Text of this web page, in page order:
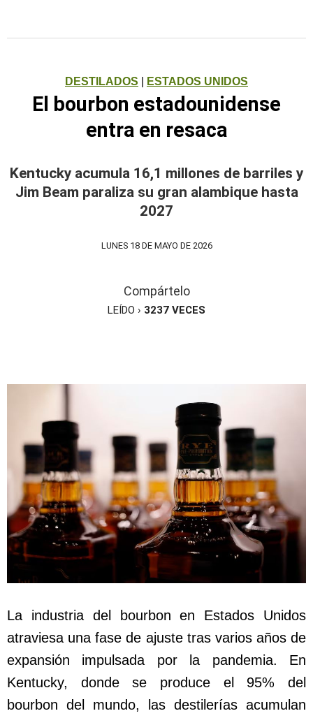
DESTILADOS ESTADOS UNIDOS
El bourbon estadounidense
entra en resaca
Kentucky acumula 16,1 millones de barriles y
Jim Beam paraliza su gran alambique hasta
2027
LUNES 18 DE MAYO DE 2026
Compártelo
LEÍDO › 3237 VECES
La industria del bourbon en Estados Unidos
atraviesa una fase de ajuste tras varios años de
expansión impulsada por la pandemia. En
Kentucky, donde se produce el 95% del
bourbon del mundo, las destilerías acumulan